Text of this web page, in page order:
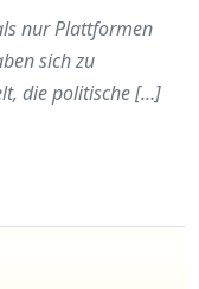
nur Plattformen
sich zu
die politische […]